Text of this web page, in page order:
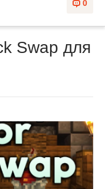
0
Swap для